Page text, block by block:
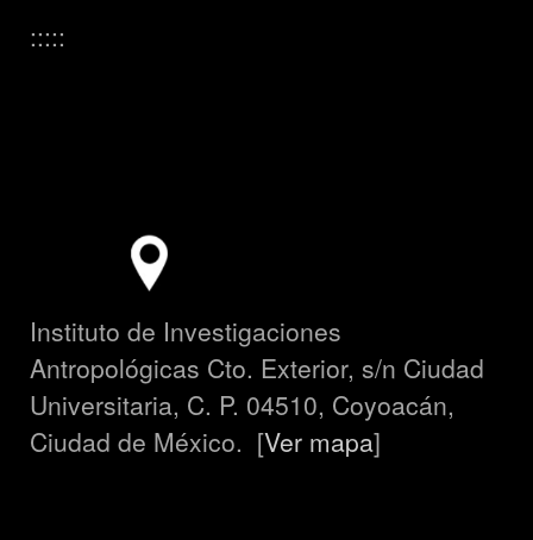
:::::
Instituto de Investigaciones
Antropológicas Cto. Exterior, s/n Ciudad
Universitaria, C. P. 04510, Coyoacán,
Ciudad de México. [Ver mapa]